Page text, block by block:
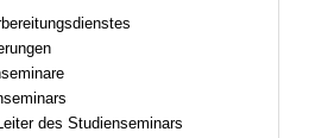
des Studienseminars